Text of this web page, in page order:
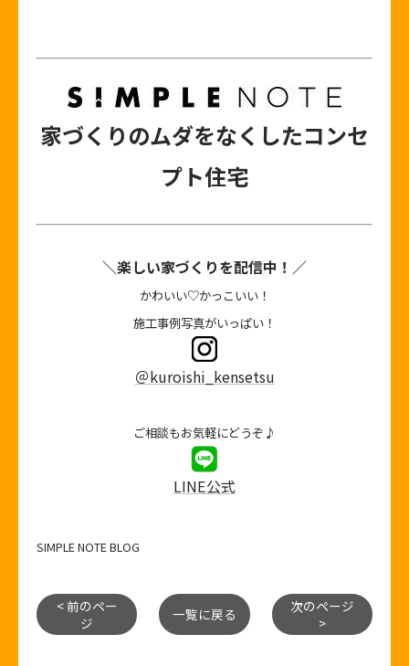
家づくりのムダをなくしたコンセ
プト住宅
＼楽しい家づくりを配信中！／
かわいい♡かっこいい！
施工事例写真がいっぱい！
＠kuroishi_kensetsu
ご相談もお気軽にどうぞ♪
LINE公式
SIMPLE NOTE BLOG
< 前のペー
ジ
一覧に戻る
次のページ
>